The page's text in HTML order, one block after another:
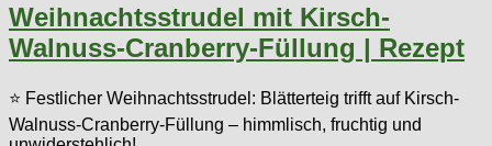
Weihnachtsstrudel mit Kirsch-
Walnuss-Cranberry-Füllung | Rezept
⭐ Festlicher Weihnachtsstrudel: Blätterteig trifft auf Kirsch-
Walnuss-Cranberry-Füllung – himmlisch, fruchtig und